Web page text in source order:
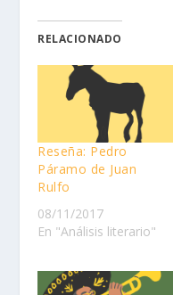
RELACIONADO
Reseña: Pedro
Páramo de Juan
Rulfo
08/11/2017
En "Análisis literario"